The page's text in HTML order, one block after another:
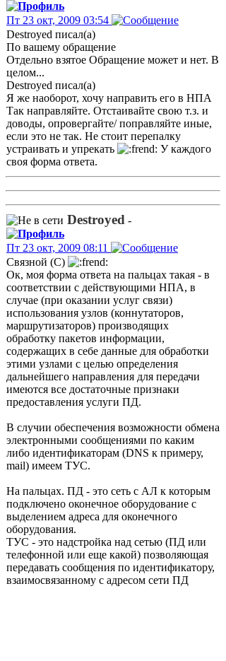
Пт 23 окт, 2009 03:54
Destroyed писал(а)
По вашему обращение
Отдельно взятое Обращение может и нет. В
целом...
Destroyed писал(а)
Я же наоборот, хочу направить его в НПА
Так направляйте. Отстаивайте свою т.з. и
доводы, опровергайте/ поправляйте иные,
если это не так. Не стоит перепалку
устраивать и упрекать
У каждого
своя форма ответа.
Destroyed -
Пт 23 окт, 2009 08:11
Связной (С)
Ок, моя форма ответа на пальцах такая - в
соответствии с действующими НПА, в
случае (при оказании услуг связи)
использования узлов (коннутаторов,
маршрутизаторов) производящих
обработку пакетов информации,
содержащих в себе данные для обработки
этими узлами с целью определения
дальнейшего направления для передачи
имеются все достаточные признаки
предоставления услуги ПД.
В случии обеспечения возможности обмена
электронными сообщениями по каким
либо идентификаторам (DNS к примеру,
mail) имеем ТУС.
На пальцах. ПД - это сеть с АЛ к которым
подключено оконечное оборудование с
выделением адреса для оконечного
оборудования.
ТУС - это надстройка над сетью (ПД или
телефонной или еще какой) позволяющая
передавать сообщения по идентификатору,
взаимосвязанному с адресом сети ПД